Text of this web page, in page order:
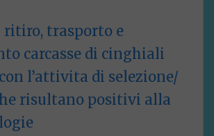
ritiro, trasporto e
carcasse di cinghiali
l’attivita di selezione/
risultano positivi alla